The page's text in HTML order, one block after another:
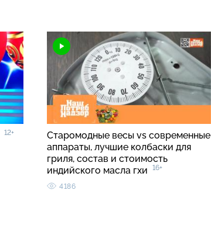
12+
Старомодные весы vs современные
аппараты, лучшие колбаски для
гриля, состав и стоимость
индийского масла гхи
16+
4186